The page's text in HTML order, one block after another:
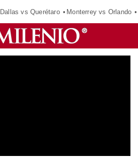
Dallas vs Querétaro Monterrey vs Orlando